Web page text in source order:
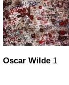
Oscar Wilde 1